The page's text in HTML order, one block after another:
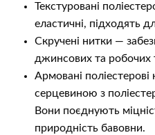
Текстуровані
еластичні, підходять
Скручені нитки —
джинсових та робочих
Армовані
серцевиною з
Вони поєднують
природність бавовни.